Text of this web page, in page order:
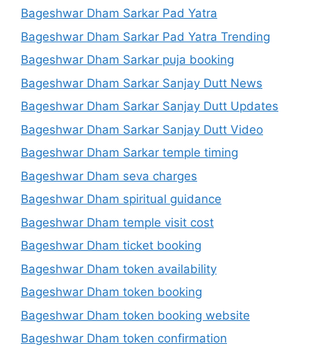
Bageshwar Dham Sarkar Pad Yatra
Bageshwar Dham Sarkar Pad Yatra Trending
Bageshwar Dham Sarkar puja booking
Bageshwar Dham Sarkar Sanjay Dutt News
Bageshwar Dham Sarkar Sanjay Dutt Updates
Bageshwar Dham Sarkar Sanjay Dutt Video
Bageshwar Dham Sarkar temple timing
Bageshwar Dham seva charges
Bageshwar Dham spiritual guidance
Bageshwar Dham temple visit cost
Bageshwar Dham ticket booking
Bageshwar Dham token availability
Bageshwar Dham token booking
Bageshwar Dham token booking website
Bageshwar Dham token confirmation